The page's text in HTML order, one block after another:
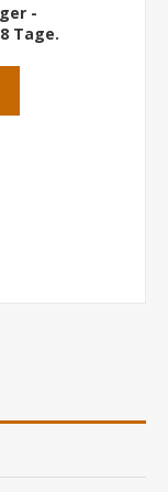
-
Tage.